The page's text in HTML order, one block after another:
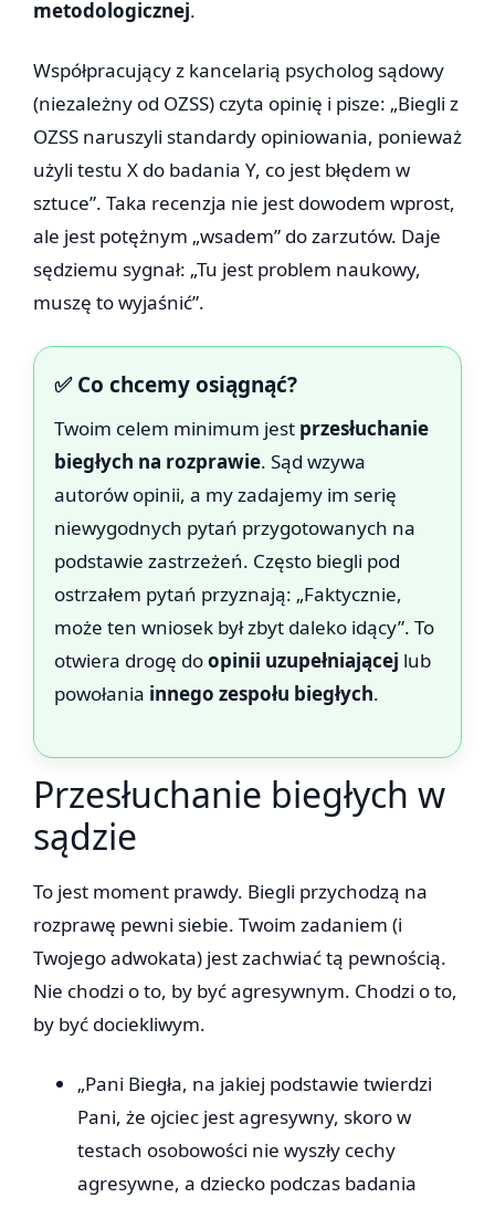
metodologicznej.
Współpracujący z kancelarią psycholog sądowy
(niezależny od OZSS) czyta opinię i pisze: „Biegli z
OZSS naruszyli standardy opiniowania, ponieważ
użyli testu X do badania Y, co jest błędem w
sztuce”. Taka recenzja nie jest dowodem wprost,
ale jest potężnym „wsadem” do zarzutów. Daje
sędziemu sygnał: „Tu jest problem naukowy,
muszę to wyjaśnić”.
✅ Co chcemy osiągnąć?
Twoim celem minimum jest przesłuchanie
biegłych na rozprawie. Sąd wzywa
autorów opinii, a my zadajemy im serię
niewygodnych pytań przygotowanych na
podstawie zastrzeżeń. Często biegli pod
ostrzałem pytań przyznają: „Faktycznie,
może ten wniosek był zbyt daleko idący”. To
otwiera drogę doopinii uzupełniającej lub
powołania innego zespołu biegłych.
Przesłuchanie biegłych w
sądzie
To jest moment prawdy. Biegli przychodzą na
rozprawę pewni siebie. Twoim zadaniem (i
Twojego adwokata) jest zachwiać tą pewnością.
Nie chodzi o to, by być agresywnym. Chodzi o to,
by być dociekliwym.
„Pani Biegła, na jakiej podstawie twierdzi
Pani, że ojciec jest agresywny, skoro w
testach osobowości nie wyszły cechy
agresywne, a dziecko podczas badania